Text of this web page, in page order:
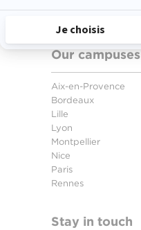
Our campuses
Aix-en-Provence
Bordeaux
Lille
Lyon
Montpellier
Nice
Paris
Rennes
Stay in touch